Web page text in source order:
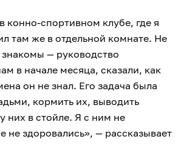
конно-спортивном клубе, где я
там же в отдельной комнате. Не
— руководство
в начале месяца, сказали, как
он не знал. Его задача была
кормить их, выводить
них в стойле. Я с ним не
не здоровались», — рассказывает